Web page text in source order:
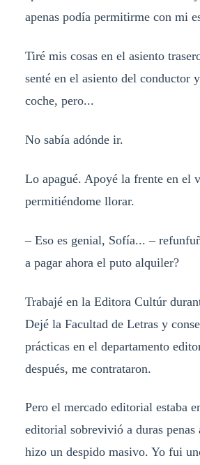
apenas podía permitirme con mi
Tiré mis cosas en el asiento
senté en el asiento del conductor
coche, pero...
No sabía adónde ir.
Lo apagué. Apoyé la frente en el
permitiéndome llorar.
– Eso es genial, Sofía... –
a pagar ahora el puto alquiler?
Trabajé en la Editora Cultúr
Dejé la Facultad de Letras y
prácticas en el departamento
después, me contrataron.
Pero el mercado editorial estaba
editorial sobrevivió a duras penas
hizo un despido masivo. Yo fui